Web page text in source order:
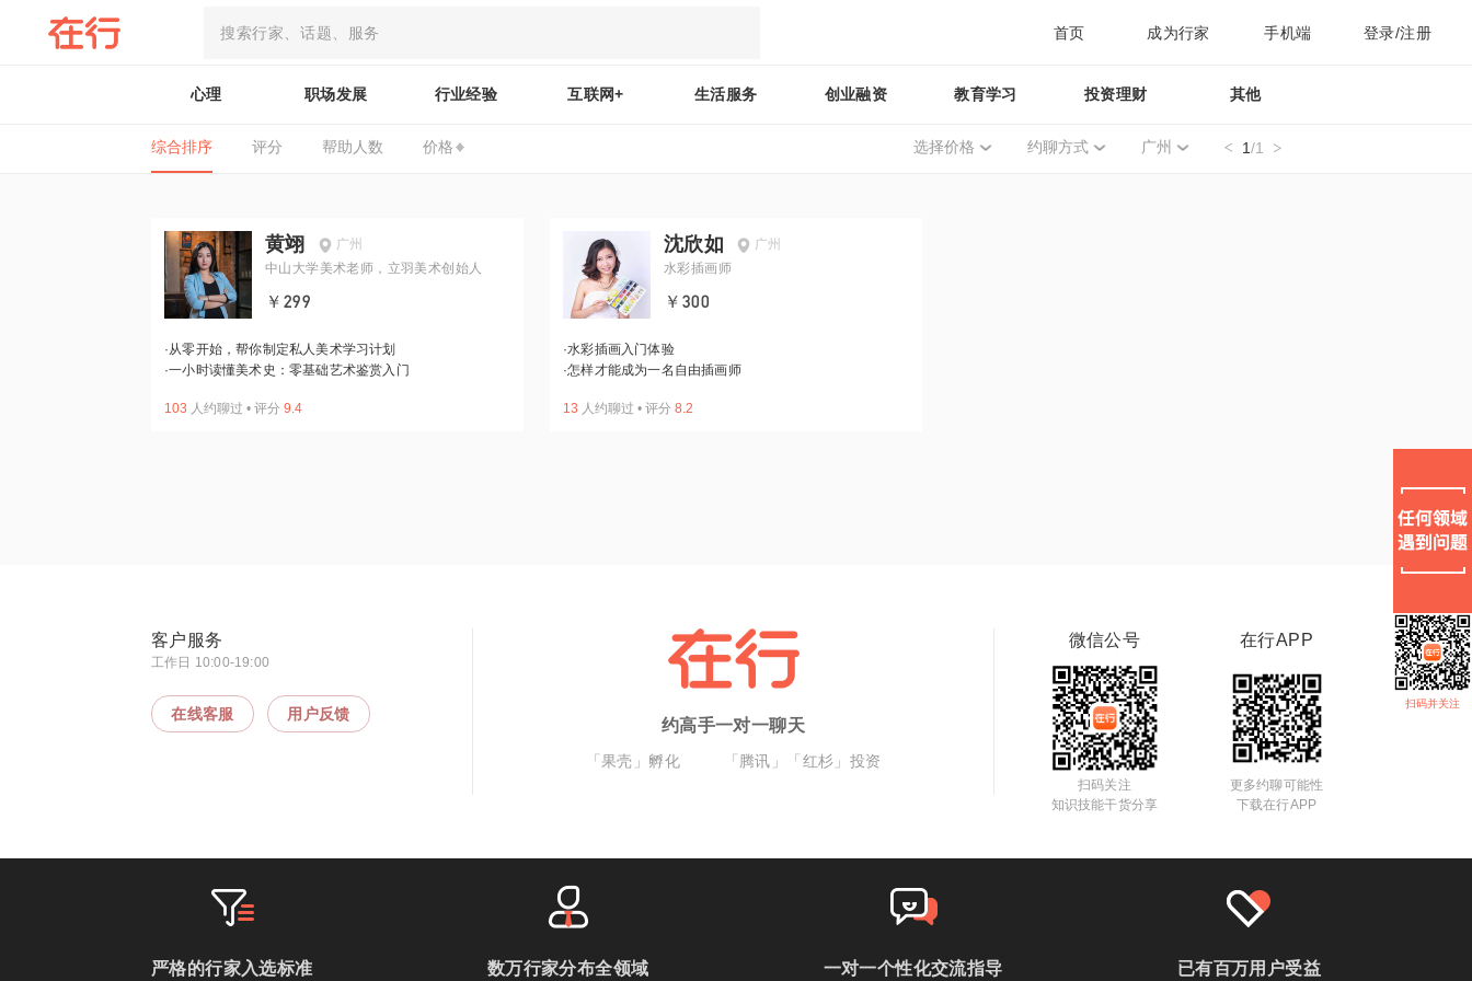
首页 成为行家 手机端 登录/注册
心理 职场发展 行业经验 互联网+ 生活服务 创业融资 教育学习 投资理财 其他
综合排序 评分 帮助人数 价格 选择价格 约聊方式 广州 1/1
黄翊
广州
中山大学美术老师，立羽美术创始人
￥299
·从零开始，帮你制定私人美术学习计划
·一小时读懂美术史：零基础艺术鉴赏入门
103 人约聊过 • 评分 9.4
沈欣如
广州
水彩插画师
￥300
·水彩插画入门体验
·怎样才能成为一名自由插画师
13 人约聊过 • 评分 8.2
扫码并关注
客户服务
工作日 10:00-19:00
在线客服 用户反馈
约高手一对一聊天
「果壳」孵化 「腾讯」「红杉」投资
微信公号
扫码关注
知识技能干货分享
在行APP
更多约聊可能性
下载在行APP
严格的行家入选标准 数万行家分布全领域 一对一个性化交流指导 已有百万用户受益